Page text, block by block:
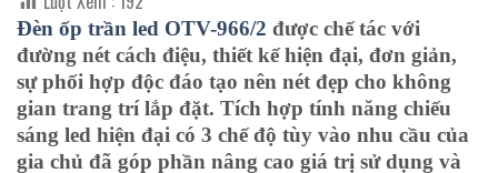
Đèn ốp trần led OTV-966/2 được chế tác với
đường nét cách điệu, thiết kế hiện đại, đơn giản,
sự phối hợp độc đáo tạo nên nét đẹp cho không
gian trang trí lắp đặt. Tích hợp tính năng chiếu
sáng led hiện đại có 3 chế độ tùy vào nhu cầu của
gia chủ đã góp phần nâng cao giá trị sử dụng và